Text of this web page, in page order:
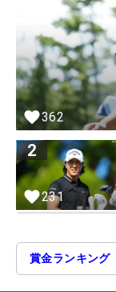
362
2
231
賞金ランキング